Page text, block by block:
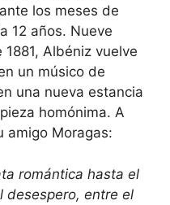
los meses de
12 años. Nueve
Albéniz vuelve
un músico de
una nueva estancia
homónima. A
amigo Moragas:
romántica hasta el
desespero, entre el